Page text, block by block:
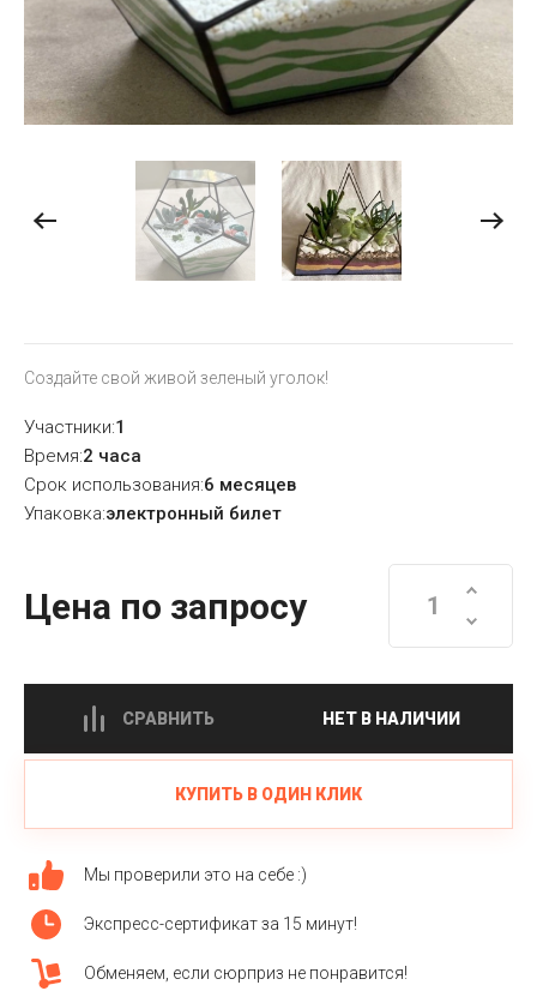
Создайте свой живой зеленый уголок!
Участники:1
Время:2 часа
Срок использования:6 месяцев
Упаковка:электронный билет
Цена по запросу
СРАВНИТЬ НЕТ В НАЛИЧИИ
КУПИТЬ В ОДИН КЛИК
Мы проверили это на себе :)
Экспресс-сертификат за 15 минут!
Обменяем, если сюрприз не понравится!